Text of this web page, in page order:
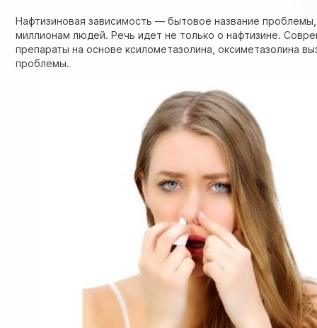
Нафтизиновая зависимость — бытовое название
миллионам людей. Речь идет не только о нафтизине.
препараты на основе ксилометазолина, оксиметазолина
проблемы.